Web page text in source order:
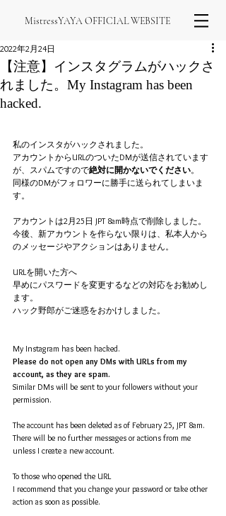
MistressYAYA OFFICIAL WEBSITE
【注意】インスタグラムがハックさ
れました。My Instagram has been
hacked.
2022年2月24日
私のインスタがハックされました。
アカウントからURLのついたDMが送信されています
が、スパムですので絶対に開かないでください。
同様のDMがフォロワーに勝手に送られてしまいま
す。
アカウントは2月25日 JPT 8am時点で削除しました。
今後、新アカウントを作らない限りは、私本人から
のメッセージやアクションはありません。
URLを開いた方へ
早めにパスワードを変更するなどの対応をお勧めし
ます。
ハック野郎がご迷惑をおかけしました。
My Instagram has been hacked.
Please do not open any DMs with URLs from my
account, as they are spam.
Similar DMs will be sent to your followers without your
permission.
The account has been deleted as of February 25, JPT 8am.
There will be no further messages or actions from me
unless I create a new account.
To those who opened the URL
I recommend that you change your password or take other
action as soon as possible.